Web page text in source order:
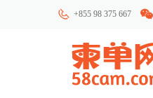
+855 98 375 667